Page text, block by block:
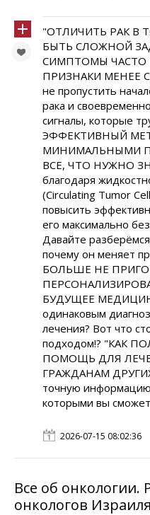
"ОТЛИЧИТЬ РАК В
БЫТЬ СЛОЖНОЙ
СИМПТОМЫ ЧАСТО
ПРИЗНАКИ МЕНЕЕ
не пропустить
рака и
сигналы, которые
ЭФФЕКТИВНЫЙ
МИНИМАЛЬНЫМИ
ВСЕ, ЧТО НУЖНО
благодаря
(Circulating Tumor
повысить
его максимально
Давайте
почему он меняет
БОЛЬШЕ НЕ
БУДУЩЕЕ
одинаковым
лечения? Вот что
подходом!? "КАК
ПОМОЩЬ ДЛЯ
ГРАЖДАНАМ
точную информацию
которыми вы
2026-07-15 08:02:36
Все об
онкологов